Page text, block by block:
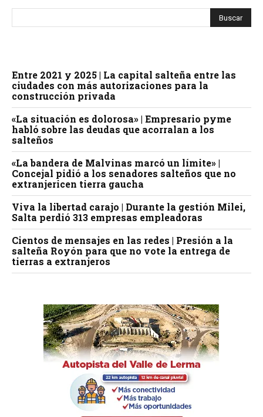
Entre 2021 y 2025 | La capital salteña entre las
ciudades con más autorizaciones para la
construcción privada
«La situación es dolorosa» | Empresario pyme
habló sobre las deudas que acorralan a los
salteños
«La bandera de Malvinas marcó un límite» |
Concejal pidió a los senadores salteños que no
extranjericen tierra gaucha
Viva la libertad carajo | Durante la gestión Milei,
Salta perdió 313 empresas empleadoras
Cientos de mensajes en las redes | Presión a la
salteña Royón para que no vote la entrega de
tierras a extranjeros